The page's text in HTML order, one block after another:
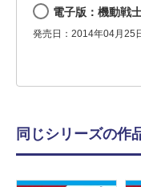
電子版：機動戦
発売日：2014年04月25
同じシリーズの作